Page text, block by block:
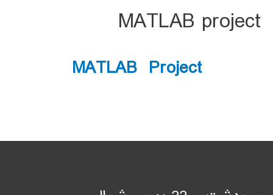
MATLAB project
MATLAB Project